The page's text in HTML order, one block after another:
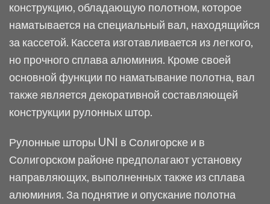
конструкцию, обладающую полотном, которое
наматывается на специальный вал, находящийся
за кассетой. Кассета изготавливается из легкого,
но прочного сплава алюминия. Кроме своей
основной функции по наматывание полотна, вал
также является декоративной составляющей
конструкции рулонных штор.
Рулонные шторы UNI в Солигорске и в
Солигорском районе предполагают установку
направляющих, выполненных также из сплава
алюминия. За поднятие и опускание полотна